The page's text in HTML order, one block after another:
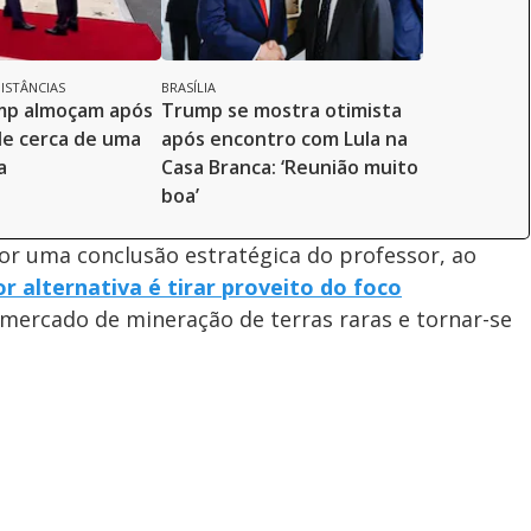
almoçam após
cerca de uma
BRASÍLIA
Trump se mostra otimista
após encontro com Lula na
Casa Branca: ‘Reunião muito
boa’
uma conclusão estratégica do professor, ao
alternativa é tirar proveito do foco
de mineração de terras raras e tornar-se